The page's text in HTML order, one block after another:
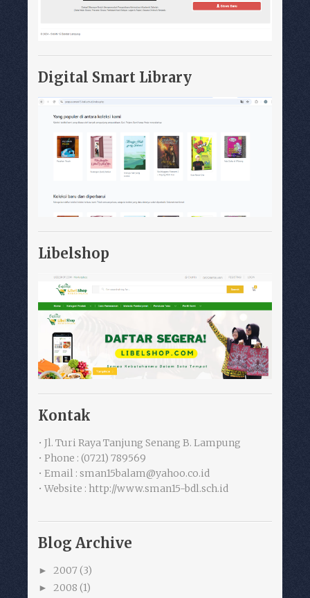
Digital Smart Library
Libelshop
Kontak
• Jl. Turi Raya Tanjung Senang B. Lampung
• Phone : (0721) 789569
• Email : sman15balam@yahoo.co.id
• Website : http://www.sman15-bdl.sch.id
Blog Archive
► 2007 (3)
► 2008 (1)